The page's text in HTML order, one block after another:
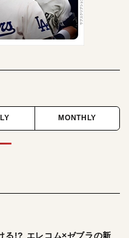
MONTHLY
る!? エレコム×ゼブラの新